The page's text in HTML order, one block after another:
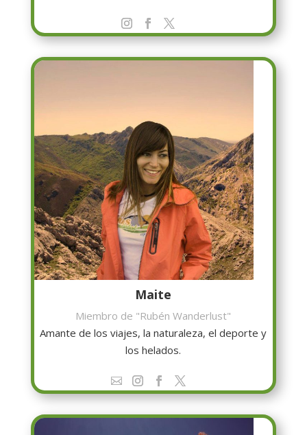
Maite
Miembro de "Rubén Wanderlust"
Amante de los viajes, la naturaleza, el deporte y
los helados.